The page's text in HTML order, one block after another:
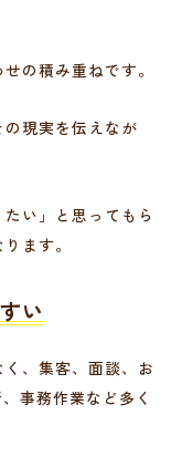
の積み重ねです。
現実を伝えなが
い」と思ってもら
ます。
い
、集客、面談、お
事務作業など多く